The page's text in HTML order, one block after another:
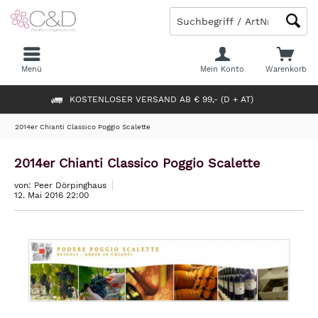
KOSTENLOSER VERSAND AB € 99,- (D + AT)
Warenkorb
Mein Konto
Menü
2014er Chianti Classico Poggio Scalette
2014er Chianti Classico Poggio Scalette
von: Peer Dörpinghaus
12. Mai 2016 22:00